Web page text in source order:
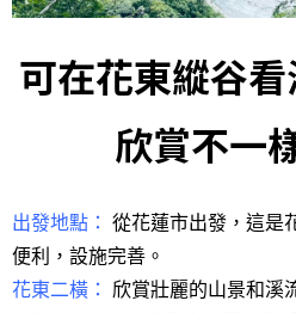
可在花東縱谷看
欣賞不一
出發地點： 從花蓮市出發，這是
便利，設施完善。
花東二橫：
欣賞壯麗的山景和溪